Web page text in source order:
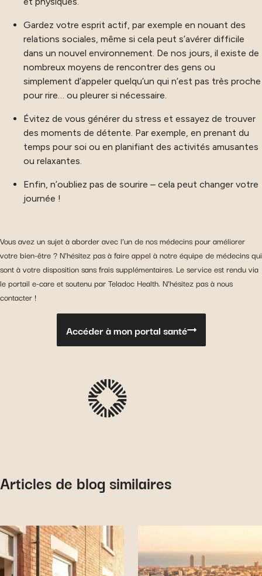
Gardez votre esprit actif, par exemple en nouant des
relations sociales, même si cela peut s’avérer difficile
dans un nouvel environnement. De nos jours, il existe de
nombreux moyens de rencontrer des gens ou
simplement d’appeler quelqu’un qui n’est pas très proche
pour rire… ou pleurer si nécessaire.
Évitez de vous générer du stress et essayez de trouver
des moments de détente. Par exemple, en prenant du
temps pour soi ou en planifiant des activités amusantes
ou relaxantes.
Enfin, n’oubliez pas de sourire – cela peut changer votre
journée !
Vous avez un sujet à aborder avec l’un de nos médecins pour améliorer
votre bien-être ? N’hésitez pas à faire appel à notre équipe de médecins qui
sont à votre disposition sans frais supplémentaires. Le service est rendu via
le portail e-care et soutenu par Teladoc Health. N’hésitez pas à nous
contacter !
Accéder à mon portal santé
Articles de blog similaires